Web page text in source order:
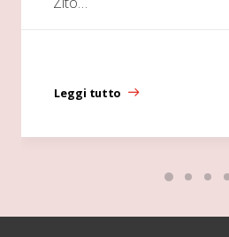
Leggi tutto